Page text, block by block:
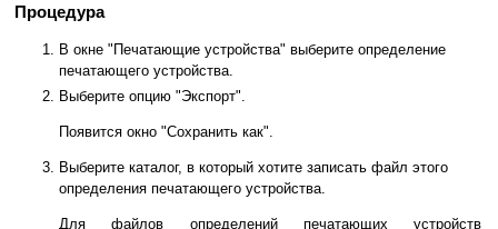
Процедура
В окне "Печатающие устройства" выберите определение
печатающего устройства.
Выберите опцию "Экспорт".
Появится окно "Сохранить как".
Выберите каталог, в который хотите записать файл этого
определения печатающего устройства.
Для файлов определений печатающих устройств